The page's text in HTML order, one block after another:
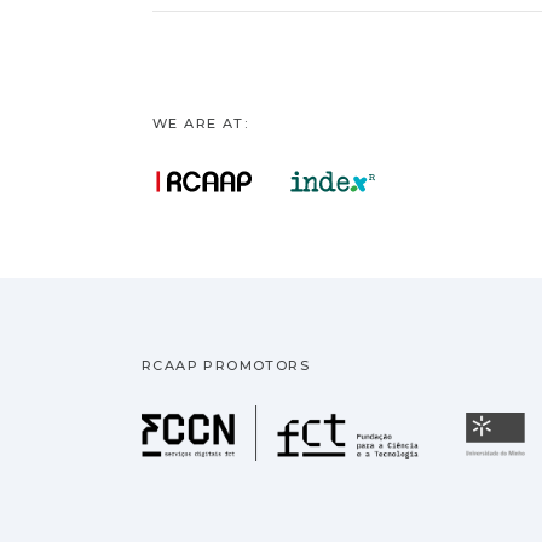
WE ARE AT:
RCAAP PROMOTORS
Fundação